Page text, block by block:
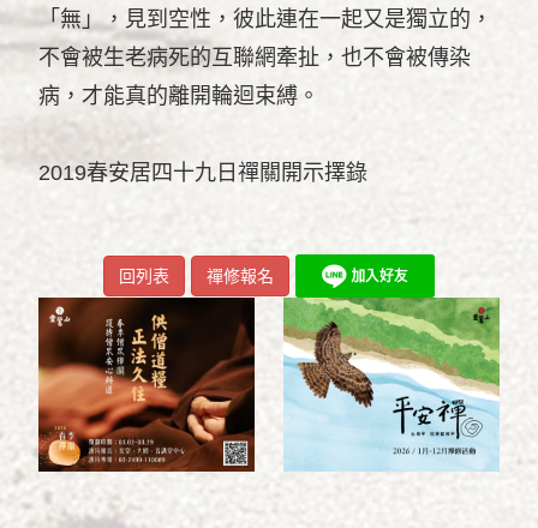
「無」，見到空性，彼此連在一起又是獨立的，
不會被生老病死的互聯網牽扯，也不會被傳染
病，才能真的離開輪迴束縛。
2019春安居四十九日禪關開示擇錄
回列表 禪修報名